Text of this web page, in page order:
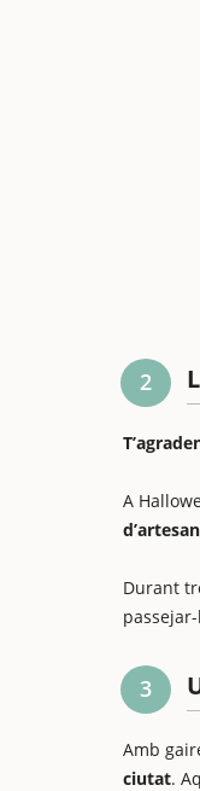
2
A
Durant
3
Amb
ciutat.